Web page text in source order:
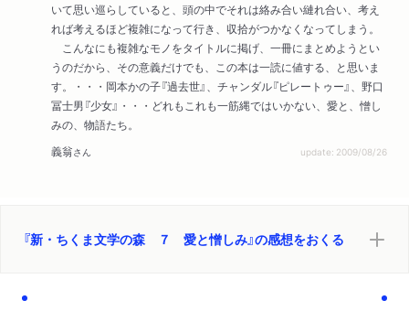
いて思い巡らしていると、頭の中でそれは絡み合い縺れ合い、考え
れば考えるほど複雑になって行き、収拾がつかなくなってしまう。
こんなにも複雑なモノをタイトルに掲げ、一冊にまとめようとい
うのだから、その意義だけでも、この本は一読に値する、と思いま
す。・・・岡本かの子『過去世』、チャンダル『ピレートゥー』、野口
冨士男『少女』・・・どれもこれも一筋縄ではいかない、愛と、憎し
みの、物語たち。
義翁さん update: 2009/08/26
『新・ちくま文学の森 ７ 愛と憎しみ』の感想をおくる